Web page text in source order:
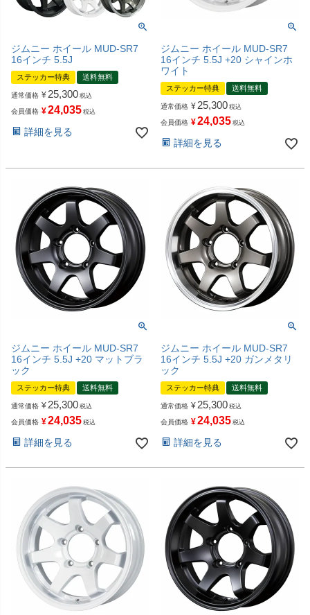
ジムニー ホイール MUD-SR7
16インチ 5.5J
ステッカー特典 送料無料
通常価格 ¥ 25,300 税込
会員価格 ¥24,035 税込
詳細を見る
ジムニー ホイール MUD-SR7
16インチ 5.5J +20 シャインホ
ワイト
ステッカー特典 送料無料
通常価格 ¥ 25,300 税込
会員価格 ¥24,035 税込
詳細を見る
ジムニー ホイール MUD-SR7
16インチ 5.5J +20 マットブラ
ック
ステッカー特典 送料無料
通常価格 ¥ 25,300 税込
会員価格 ¥24,035 税込
詳細を見る
ジムニー ホイール MUD-SR7
16インチ 5.5J +20 ガンメタリ
ック
ステッカー特典 送料無料
通常価格 ¥ 25,300 税込
会員価格 ¥24,035 税込
詳細を見る